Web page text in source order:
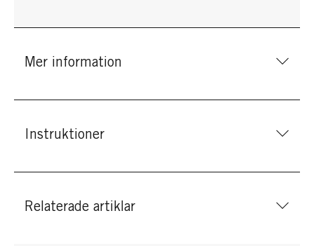
Mer information
Instruktioner
Relaterade artiklar